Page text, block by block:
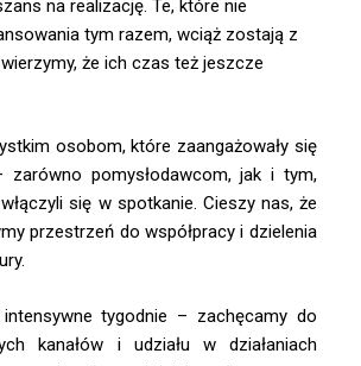
na realizację. Te, które nie
tym razem, wciąż zostają z
że ich czas też jeszcze
osobom, które zaangażowały się
pomysłodawcom, jak i tym,
się w spotkanie. Cieszy nas, że
przestrzeń do współpracy i dzielenia
tygodnie – zachęcamy do
kanałów i udziału w działaniach